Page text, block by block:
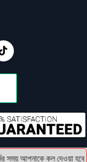
সময় আপনাকে কল দেওয়া